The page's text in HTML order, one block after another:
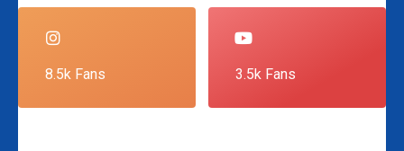
8.5k Fans 3.5k Fans